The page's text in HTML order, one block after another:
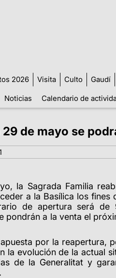
2026 Visita Culto Gaudí
Noticias
Calendario de
de mayo se
la Sagrada Familia
a la Basílica los fines
de apertura será de
pondrán a la venta el
por la reapertura,
la evolución de la actual
de la Generalitat y